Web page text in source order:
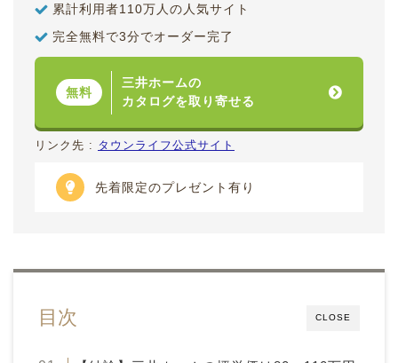
累計利用者110万人の人気サイト
完全無料で3分でオーダー完了
無料
三井ホームの
カタログを取り寄せる
リンク先 : タウンライフ公式サイト
先着限定のプレゼント有り
CLOSE
目次